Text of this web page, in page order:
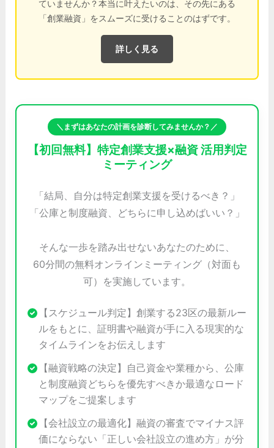
ていませんか？本当に叶えたいのは、その先にある
「創業融資」をスムーズに受けることのはずです。
詳しく見る
＼まずはあなたの計画を診断してみませんか？／
【初回無料】特定創業支援×融資 活用判定
ミーティング
「結局、自分は特定創業支援を受けるべき？」
「公庫と制度融資、どちらに申し込めばいい？」
そんな一歩を踏み出せないあなたのために、
60分間の無料オンラインミーティング（対面も
可）を実施しています。
【スケジュール判定】創業する23区の最新ルー
ルをもとに、証明書や融資が手に入る現実的な
タイムラインをお伝えします
【融資戦略の決定】自己資金や業種から、公庫
と制度融資どちらを優先すべきか最適なロード
マップをご提案します
【会社設立の最適化】融資の審査でマイナス評
価にならない「正しい会社設立の進め方」が分